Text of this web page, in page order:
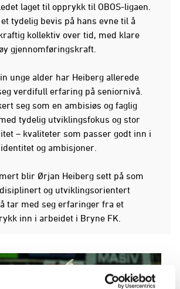
laget til opprykk til OBOS-ligaen.
tydelig bevis på hans evne til å
kollektiv over tid, med klare
gjennomføringskraft.
unge alder har Heiberg allerede
verdifull erfaring på seniornivå.
seg som en ambisiøs og faglig
tydelig utviklingsfokus og stor
– kvaliteter som passer godt inn i
og ambisjoner.
blir Ørjan Heiberg sett på som
og utviklingsorientert
tar med seg erfaringer fra et
inn i arbeidet i Bryne FK.